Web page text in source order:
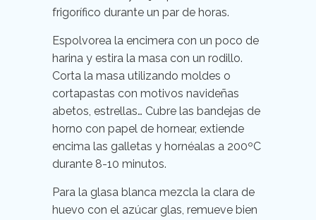
frigorífico durante un par de horas.
Espolvorea la encimera con un poco de
harina y estira la masa con un rodillo.
Corta la masa utilizando moldes o
cortapastas con motivos navideñas
abetos, estrellas… Cubre las bandejas de
horno con papel de hornear, extiende
encima las galletas y hornéalas a 200ºC
durante 8-10 minutos.
Para la glasa blanca mezcla la clara de
huevo con el azúcar glas, remueve bien